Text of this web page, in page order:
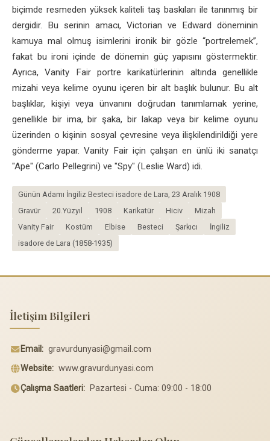
biçimde resmeden yüksek kaliteli taş baskıları ile tanınmış bir
dergidir. Bu serinin amacı, Victorian ve Edward döneminin
kamuya mal olmuş isimlerini ironik bir gözle “portrelemek”,
fakat bu ironi içinde de dönemin güç yapısını göstermektir.
Ayrıca, Vanity Fair portre karikatürlerinin altında genellikle
mizahi veya kelime oyunu içeren bir alt başlık bulunur. Bu alt
başlıklar, kişiyi veya ünvanını doğrudan tanımlamak yerine,
genellikle bir ima, bir şaka, bir lakap veya bir kelime oyunu
üzerinden o kişinin sosyal çevresine veya ilişkilendirildiği yere
gönderme yapar. Vanity Fair için çalışan en ünlü iki sanatçı
"Ape" (Carlo Pellegrini) ve "Spy" (Leslie Ward) idi.
Günün Adamı İngiliz Besteci isadore de Lara, 23 Aralık 1908
Gravür
20.Yüzyıl 1908 Karikatür Hiciv
Mizah
Vanity Fair
Kostüm Elbise Besteci Şarkıcı
İngiliz
isadore de Lara (1858-1935)
İletişim Bilgileri
Email: gravurdunyasi@gmail.com
Website: www.gravurdunyasi.com
Çalışma Saatleri: Pazartesi - Cuma: 09:00 - 18:00